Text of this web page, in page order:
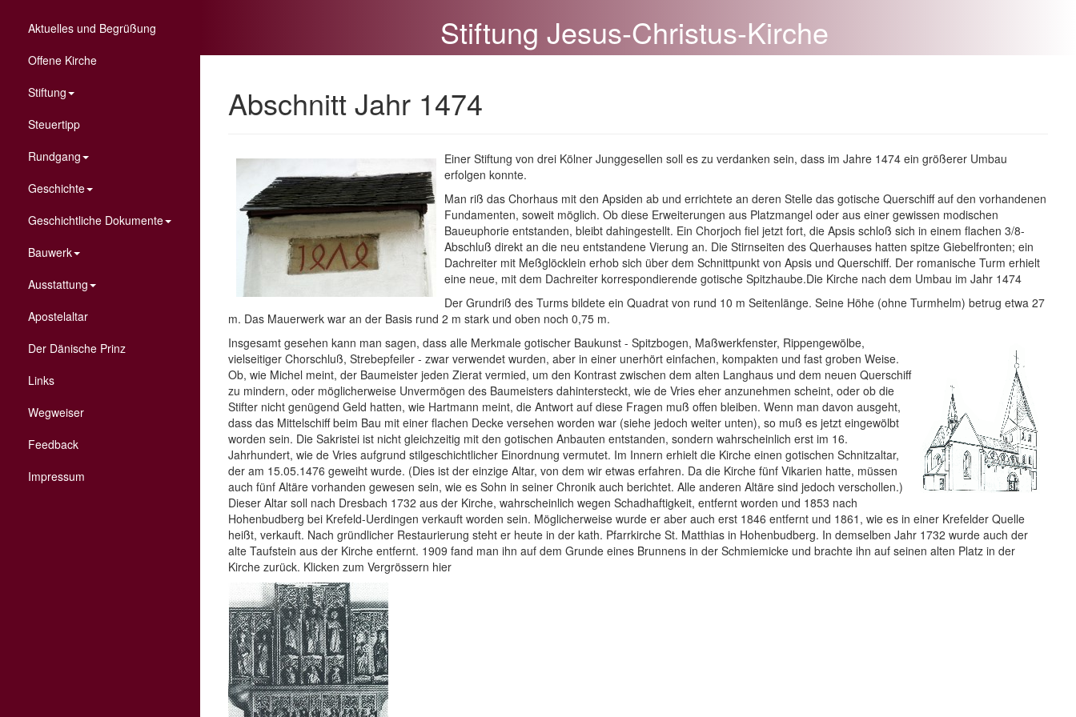
Aktuelles und Begrüßung
Offene Kirche
Stiftung
Steuertipp
Rundgang
Geschichte
Geschichtliche Dokumente
Bauwerk
Ausstattung
Apostelaltar
Der Dänische Prinz
Links
Wegweiser
Feedback
Impressum
Stiftung Jesus-Christus-Kirche
Abschnitt Jahr 1474
Einer Stiftung von drei Kölner Junggesellen soll es zu verdanken sein, dass im Jahre 1474 ein größerer Umbau
erfolgen konnte.
Man riß das Chorhaus mit den Apsiden ab und errichtete an deren Stelle das gotische Querschiff auf den vorhandenen
Fundamenten, soweit möglich. Ob diese Erweiterungen aus Platzmangel oder aus einer gewissen modischen
Baueuphorie entstanden, bleibt dahingestellt. Ein Chorjoch fiel jetzt fort, die Apsis schloß sich in einem flachen 3/8-
Abschluß direkt an die neu entstandene Vierung an. Die Stirnseiten des Querhauses hatten spitze Giebelfronten; ein
Dachreiter mit Meßglöcklein erhob sich über dem Schnittpunkt von Apsis und Querschiff. Der romanische Turm erhielt
eine neue, mit dem Dachreiter korrespondierende gotische Spitzhaube.Die Kirche nach dem Umbau im Jahr 1474
Der Grundriß des Turms bildete ein Quadrat von rund 10 m Seitenlänge. Seine Höhe (ohne Turmhelm) betrug etwa 27
m. Das Mauerwerk war an der Basis rund 2 m stark und oben noch 0,75 m.
Insgesamt gesehen kann man sagen, dass alle Merkmale gotischer Baukunst - Spitzbogen, Maßwerkfenster, Rippengewölbe,
vielseitiger Chorschluß, Strebepfeiler - zwar verwendet wurden, aber in einer unerhört einfachen, kompakten und fast groben Weise.
Ob, wie Michel meint, der Baumeister jeden Zierat vermied, um den Kontrast zwischen dem alten Langhaus und dem neuen Querschiff
zu mindern, oder möglicherweise Unvermögen des Baumeisters dahintersteckt, wie de Vries eher anzunehmen scheint, oder ob die
Stifter nicht genügend Geld hatten, wie Hartmann meint, die Antwort auf diese Fragen muß offen bleiben. Wenn man davon ausgeht,
dass das Mittelschiff beim Bau mit einer flachen Decke versehen worden war (siehe jedoch weiter unten), so muß es jetzt eingewölbt
worden sein. Die Sakristei ist nicht gleichzeitig mit den gotischen Anbauten entstanden, sondern wahrscheinlich erst im 16.
Jahrhundert, wie de Vries aufgrund stilgeschichtlicher Einordnung vermutet. Im Innern erhielt die Kirche einen goti­schen Schnitzaltar,
der am 15.05.1476 geweiht wurde. (Dies ist der einzige Altar, von dem wir etwas erfahren. Da die Kirche fünf Vikarien hatte, müssen
auch fünf Altäre vorhanden gewesen sein, wie es Sohn in seiner Chronik auch berichtet. Alle anderen Altäre sind jedoch verschollen.)
Dieser Altar soll nach Dresbach 1732 aus der Kirche, wahrscheinlich wegen Schadhaftigkeit, entfernt worden und 1853 nach
Hohenbudberg bei Krefeld-Uerdingen verkauft worden sein. Möglicherweise wurde er aber auch erst 1846 entfernt und 1861, wie es in einer Krefelder Quelle
heißt, verkauft. Nach gründlicher Restaurierung steht er heute in der kath. Pfarrkirche St. Matthias in Hohenbudberg. In demselben Jahr 1732 wurde auch der
alte Taufstein aus der Kirche entfernt. 1909 fand man ihn auf dem Grunde eines Brunnens in der Schmiemicke und brachte ihn auf seinen alten Platz in der
Kirche zurück. Klicken zum Vergrössern hier